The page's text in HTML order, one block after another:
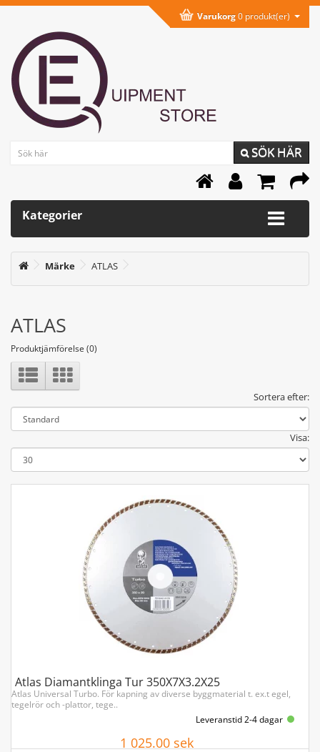
Varukorg0 produkt(er)
SÖK HÄR
Kategorier
Märke ATLAS
ATLAS
Produktjämförelse (0)
Sortera efter:
Visa:
Atlas Diamantklinga Tur 350X7X3.2X25
Atlas Universal Turbo. För kapning av diverse byggmaterial t. ex.t egel,
tegelrör och -plattor, tege..
Leveranstid 2-4 dagar
1 025.00 sek